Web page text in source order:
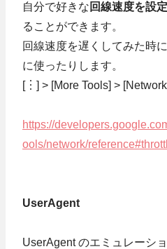
自分で好きな 回線速度を設
ることができます。
回線速度を遅くしてみた時
に使ったりします。
[︙] > [More Tools] >
https://
ools/network/
UserAgent
UserAgent のエミュレーショ